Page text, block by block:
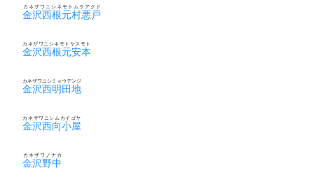
金沢西根元村悪戸
カネザワニシネモトムラアクド
金沢西根元安本
カネザワニシネモトヤスモト
金沢西明田地
カネザワニシミョウデンジ
金沢西向小屋
カネザワニシムカイゴヤ
金沢野中
カネザワノナカ